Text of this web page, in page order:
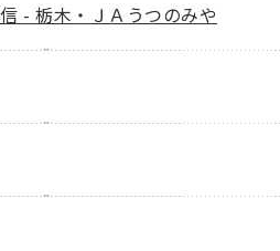
- 栃木・ＪＡうつのみや